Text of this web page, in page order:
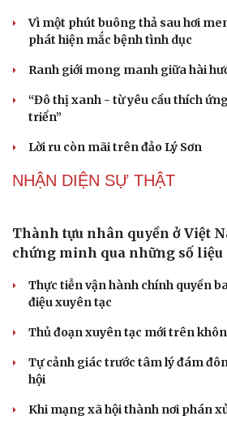
Tư vấn
Săn Tour
Câu
Kể
Hạt
Vì một phút buông thả sau hơi
phát hiện mắc bệnh tình dục
Ranh giới mong manh giữa hài
“Đô thị xanh - từ yêu cầu thích
triển”
Lời ru còn mãi trên đảo Lý Sơn
NHẬN DIỆN SỰ THẬT
Thành tựu nhân quyền ở Việt
chứng minh qua những số liệu
Thực tiễn vận hành chính quyền
điệu xuyên tạc
Thủ đoạn xuyên tạc mới trên
Tự cảnh giác trước tâm lý đám
hội
Khi mạng xã hội thành nơi phán